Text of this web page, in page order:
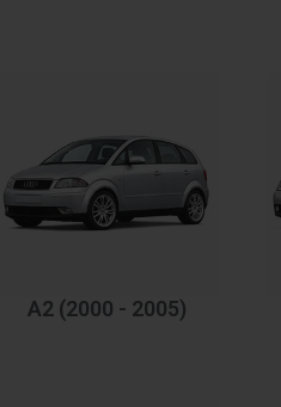
A2 (2000 - 2005)